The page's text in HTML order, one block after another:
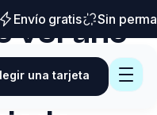
Envío gratis Sin
una tarjeta
verano